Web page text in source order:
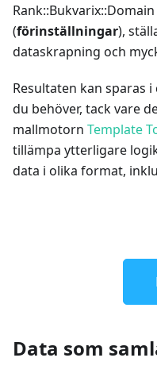
(förinställningar),
dataskrapning och
Resultaten kan sparas
du behöver, tack vare
mallmotorn Template
tillämpa ytterligare
data i olika format,
Data som